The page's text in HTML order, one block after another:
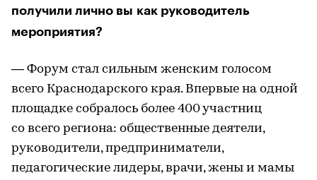
получили лично вы как руководитель
мероприятия?
— Форум стал сильным женским голосом
всего Краснодарского края. Впервые на одной
площадке собралось более 400 участниц
со всего региона: общественные деятели,
руководители, предприниматели,
педагогические лидеры, врачи, жены и мамы